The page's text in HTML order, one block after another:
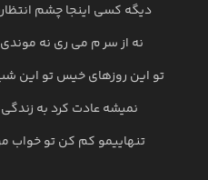
دیگه کسی اینجا چشم
نه از سر م می ری نه
تو این روزهای خیس تو این
نمیشه عادت کرد به
تنهاییمو کم کن تو خواب